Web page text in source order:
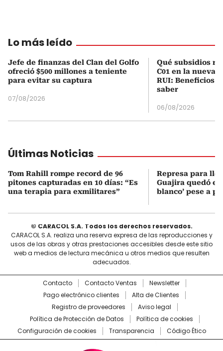
Lo más leído
Jefe de finanzas del Clan del Golfo
ofreció $500 millones a teniente
para evitar su captura
07/08/2026
Qué subsidios
C01 en la nueva
RUI: Beneficios
saber
06/08/2026
Últimas Noticias
Tom Rahill rompe record de 96
pitones capturadas en 10 días: “Es
una terapia para exmilitares”
Represa para
Guajira quedó en
blanco’ pese a
© CARACOL S.A. Todos los derechos reservados.
CARACOL S.A. realiza una reserva expresa de las reproducciones y
usos de las obras y otras prestaciones accesibles desde este sitio
web a medios de lectura mecánica u otros medios que resulten
adecuados.
Contacto Contacto Ventas
Newsletter
Pago electrónico clientes
Alta de Clientes
Registro de proveedores
Aviso legal
Política de Protección de Datos
Política de cookies
Configuración de cookies
Transparencia Código Ético